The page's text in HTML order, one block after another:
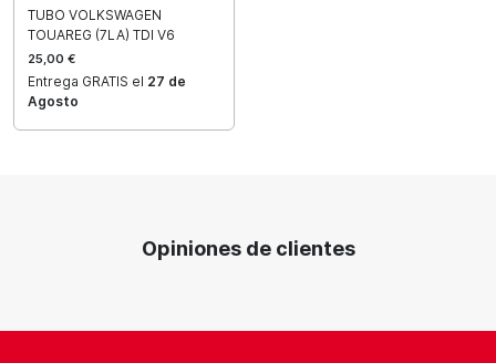
TUBO VOLKSWAGEN
TOUAREG (7LA) TDI V6
25,00 €
Entrega GRATIS el 27 de
Agosto
Opiniones de clientes